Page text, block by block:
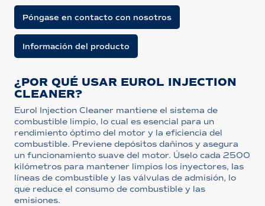
Póngase en contacto con nosotros
Información del producto
¿POR QUÉ USAR EUROL INJECTION
CLEANER?
Eurol Injection Cleaner mantiene el sistema de
combustible limpio, lo cual es esencial para un
rendimiento óptimo del motor y la eficiencia del
combustible. Previene depósitos dañinos y asegura
un funcionamiento suave del motor. Úselo cada 2500
kilómetros para mantener limpios los inyectores, las
líneas de combustible y las válvulas de admisión, lo
que reduce el consumo de combustible y las
emisiones.